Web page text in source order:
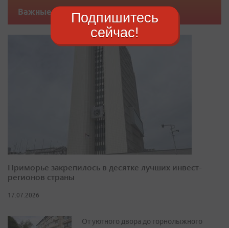
Важные новости
Приморье закрепилось в десятке лучших инвест-
регионов страны
17.07.2026
От уютного двора до горнолыжного
Подпишитесь
сейчас!